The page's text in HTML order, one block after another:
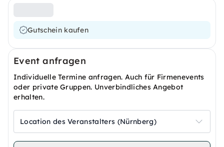
Gutschein kaufen
Event anfragen
Individuelle Termine anfragen. Auch für Firmenevents
oder private Gruppen. Unverbindliches Angebot
erhalten.
Location des Veranstalters (Nürnberg)